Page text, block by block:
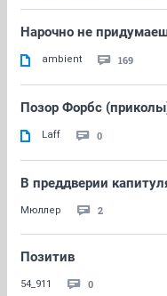
Нарочно не
ambient 169
Позор Форбс
Laff 0
В преддверии
Мюллер 2
Позитив
54_911 0